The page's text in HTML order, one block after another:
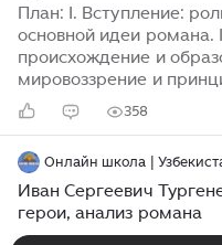
План: I. Вступление:
основной идеи романа.
происхождение и
мировоззрение и
окружающим и любви.
образа Базарова в
И.С. Тургенева "Отцы и
целого поколения.
идею конфликта между
традициями и
358
Онлайн школа |
Иван Сергеевич
герои, анализ романа